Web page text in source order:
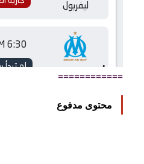
============
محتوى مدفوع